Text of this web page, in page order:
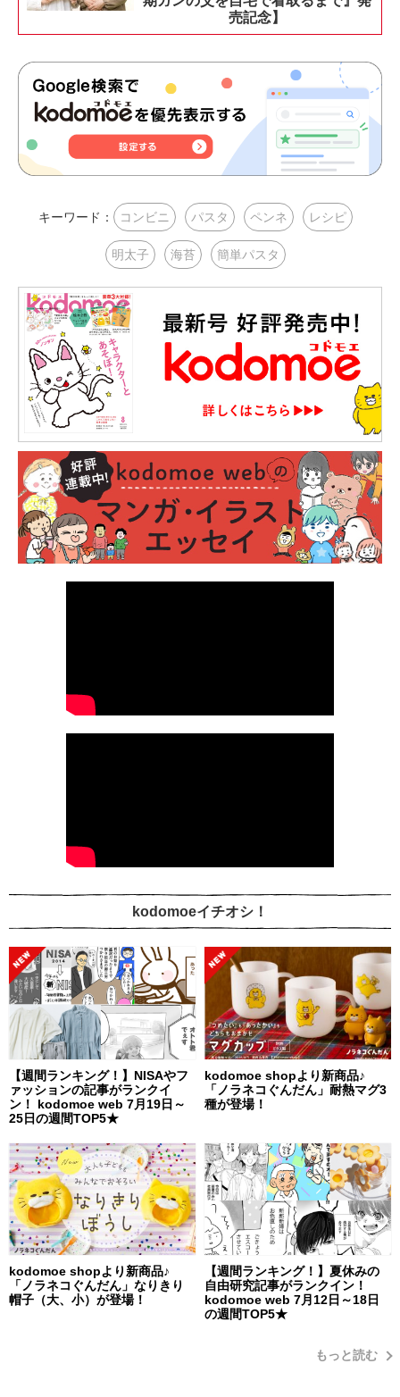
売記念】
キーワード： コンビニ パスタ ペンネ レシピ
明太子 海苔 簡単パスタ
kodomoeイチオシ！
【週間ランキング！】NISAやフ
ァッションの記事がランクイ
ン！ kodomoe web 7月19日～
25日の週間TOP5★
kodomoe shopより新商品♪
「ノラネコぐんだん」耐熱マグ3
種が登場！
kodomoe shopより新商品♪
「ノラネコぐんだん」なりきり
帽子（大、小）が登場！
【週間ランキング！】夏休みの
自由研究記事がランクイン！
kodomoe web 7月12日～18日
の週間TOP5★
もっと読む